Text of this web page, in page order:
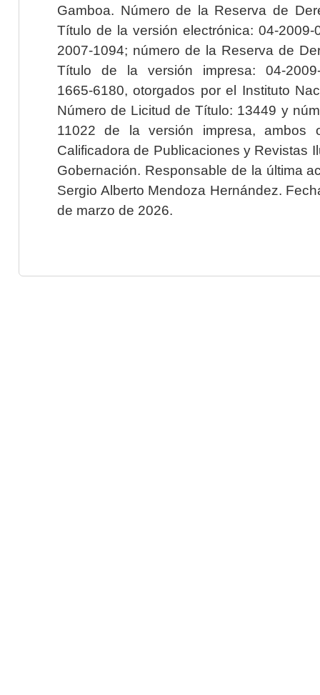
Gamboa. Número de la Reserva de
Título de la versión electrónica: 04-2009-
2007-1094; número de la Reserva de
Título de la versión impresa: 04-2009-
1665-6180, otorgados por el Instituto
Número de Licitud de Título: 13449 y
11022 de la versión impresa, ambos
Calificadora de Publicaciones y Revistas
Gobernación. Responsable de la última
Sergio Alberto Mendoza Hernández.
de marzo de 2026.